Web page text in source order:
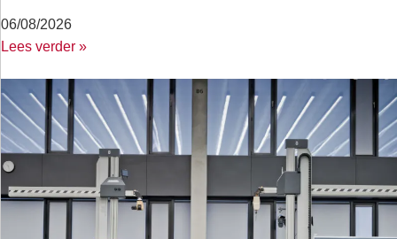
06/08/2026
Lees verder »